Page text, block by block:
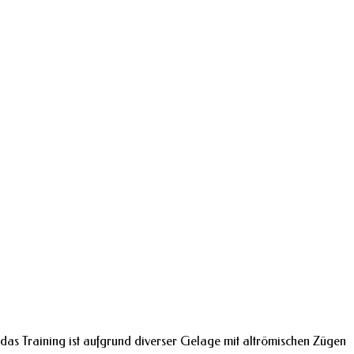
Training ist aufgrund diverser Gelage mit altrömischen Zügen